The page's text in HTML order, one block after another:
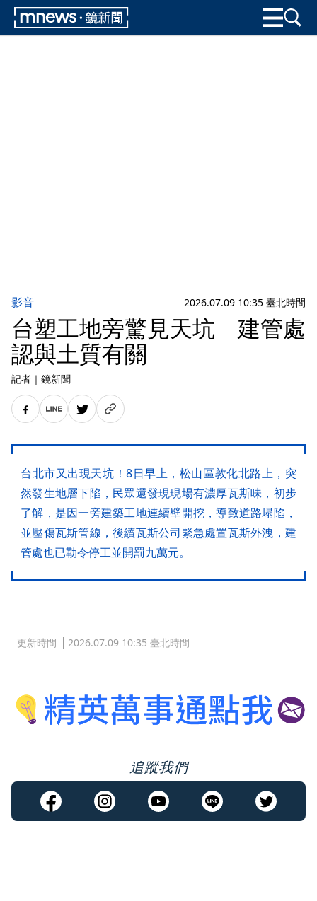
影音 2026.07.09 10:35 臺北時間
台塑工地旁驚見天坑 建管處
認與土質有關
記者 ｜ 鏡新聞
台北市又出現天坑！8日早上，松山區敦化北路上，突
然發生地層下陷，民眾還發現現場有濃厚瓦斯味，初步
了解，是因一旁建築工地連續壁開挖，導致道路塌陷，
並壓傷瓦斯管線，後續瓦斯公司緊急處置瓦斯外洩，建
管處也已勒令停工並開罰九萬元。
更新時間 2026.07.09 10:35 臺北時間
追蹤我們